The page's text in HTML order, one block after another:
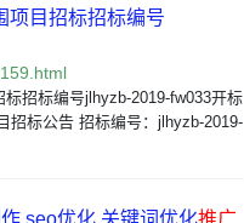
项目招标招标编号
招标编号jlhyzb-2019-fw033开标
招标公告 招标编号：jlhyzb-2019-
seo优化 关键词优化推广